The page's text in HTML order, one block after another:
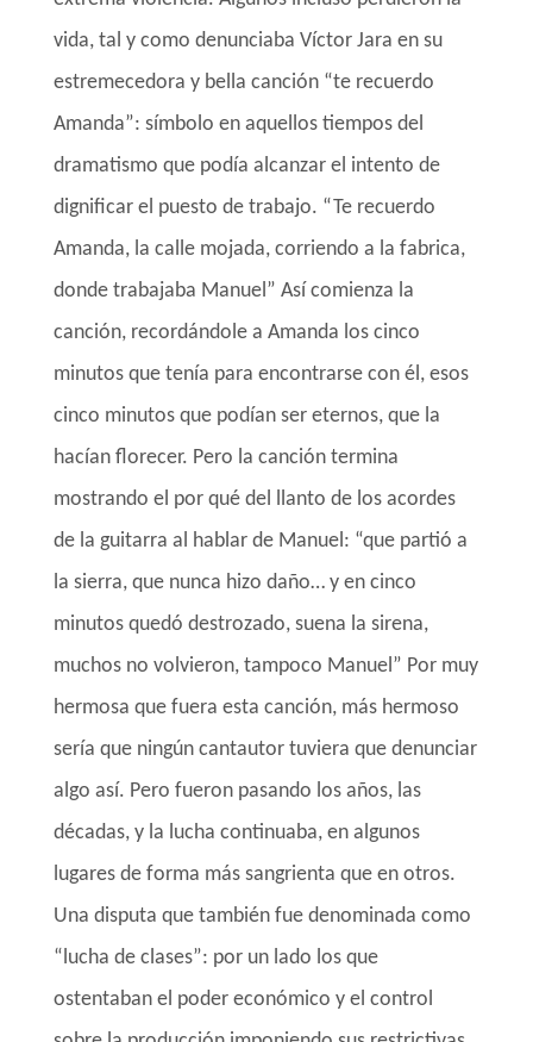
vida, tal y como denunciaba Víctor Jara en su
estremecedora y bella canción “te recuerdo
Amanda”: símbolo en aquellos tiempos del
dramatismo que podía alcanzar el intento de
dignificar el puesto de trabajo. “Te recuerdo
Amanda, la calle mojada, corriendo a la fabrica,
donde trabajaba Manuel” Así comienza la
canción, recordándole a Amanda los cinco
minutos que tenía para encontrarse con él, esos
cinco minutos que podían ser eternos, que la
hacían florecer. Pero la canción termina
mostrando el por qué del llanto de los acordes
de la guitarra al hablar de Manuel: “que partió a
la sierra, que nunca hizo daño… y en cinco
minutos quedó destrozado, suena la sirena,
muchos no volvieron, tampoco Manuel” Por muy
hermosa que fuera esta canción, más hermoso
sería que ningún cantautor tuviera que denunciar
algo así. Pero fueron pasando los años, las
décadas, y la lucha continuaba, en algunos
lugares de forma más sangrienta que en otros.
Una disputa que también fue denominada como
“lucha de clases”: por un lado los que
ostentaban el poder económico y el control